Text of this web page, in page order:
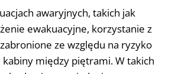
awaryjnych, takich jak
ewakuacyjne, korzystanie z
ze względu na ryzyko
między piętrami. W takich